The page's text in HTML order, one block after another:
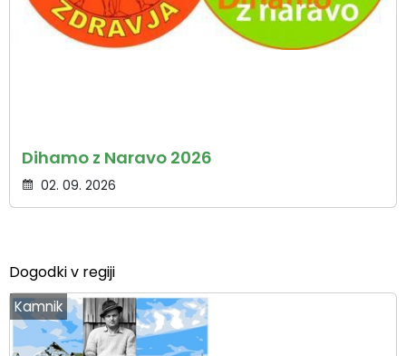
Dihamo z Naravo 2026
02. 09. 2026
Dogodki v regiji
Kamnik